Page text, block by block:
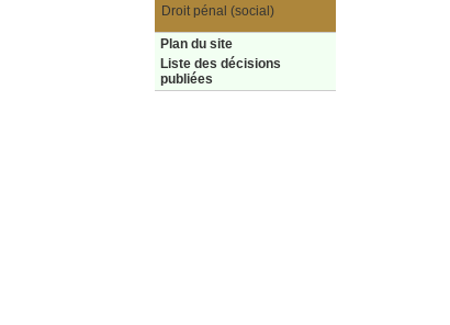
Droit pénal (social)
Plan du site
Liste des décisions
publiées